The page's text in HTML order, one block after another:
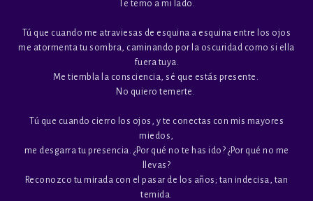
Te temo a mi lado.
Tú que cuando me atraviesas de esquina a esquina entre los ojos
me atormenta tu sombra, caminando por la oscuridad como si ella
fuera tuya.
Me tiembla la consciencia, sé que estás presente.
No quiero temerte.
Tú que cuando cierro los ojos, y te conectas con mis mayores
miedos,
me desgarra tu presencia. ¿Por qué no te has ido? ¿Por qué no me
llevas?
Reconozco tu mirada con el pasar de los años; tan indecisa, tan
temida.